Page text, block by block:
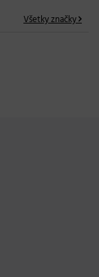
Všetky značky